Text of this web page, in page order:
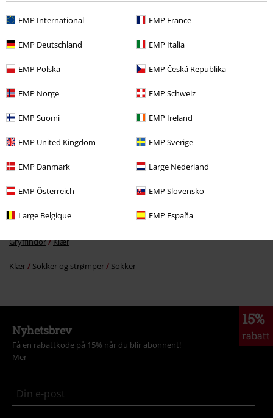
EMP International EMP France
EMP Deutschland EMP Italia
EMP Polska EMP Česká Republika
EMP Norge EMP Schweiz
EMP Suomi EMP Ireland
EMP United Kingdom EMP Sverige
EMP Danmark Large Nederland
EMP Österreich EMP Slovensko
Large Belgique EMP España
Flere kategorier. Flere valgmuligheter.
Filmer og TV Klær Sokker og strømper Sokker
Filmer og TV Filmer og TV Warner Bros 100
Filmer og TV Filmer og TV Harry Potter Klær
Sokker og strømper
Gryffindor
Klær
Klær Sokker og strømper Sokker
15%
rabatt
Nyhetsbrev
Få en rabattkode på 15% når du blir abonnent!
Mer